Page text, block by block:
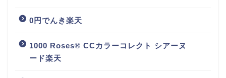
0円でんき楽天
1000 Roses® CCカラーコレクト シアーヌ
ード楽天